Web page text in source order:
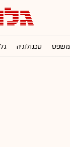
משפט טכנולוגיה